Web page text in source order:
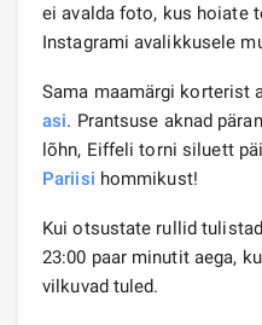
ei avalda foto, kus hoiate
Instagrami avalikkusele
Sama maamärgi korterist
​​asi. Prantsuse aknad
lõhn, Eiffeli torni siluett
Pariisi hommikust!
Kui otsustate rullid
23:00 paar minutit aega,
vilkuvad tuled.